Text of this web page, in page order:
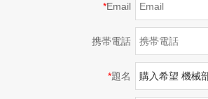
*Email
携帯電話
*題名